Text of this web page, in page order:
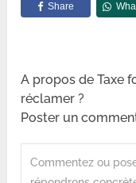
Share
A propos de Taxe
réclamer ?
Poster un